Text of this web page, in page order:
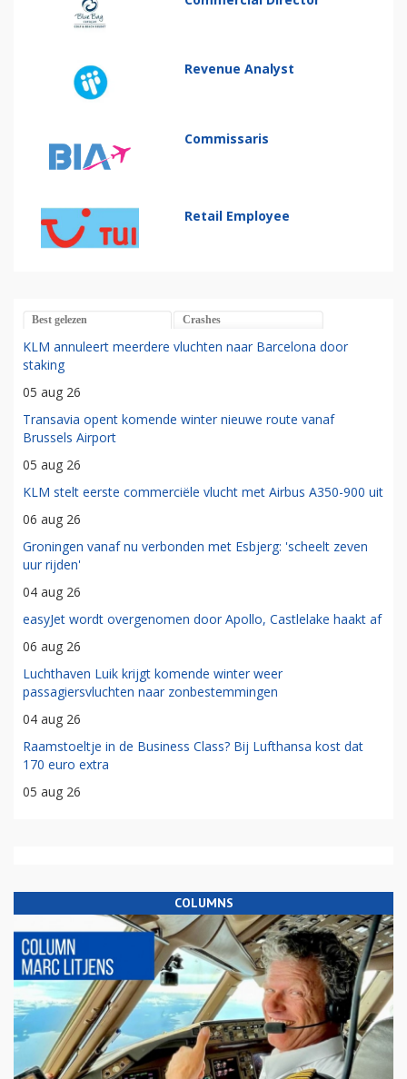
Revenue Analyst
Commissaris
Retail Employee
Best gelezen Crashes
KLM annuleert meerdere vluchten naar Barcelona door
staking
05 aug 26
Transavia opent komende winter nieuwe route vanaf
Brussels Airport
05 aug 26
KLM stelt eerste commerciële vlucht met Airbus A350-900 uit
06 aug 26
Groningen vanaf nu verbonden met Esbjerg: 'scheelt zeven
uur rijden'
04 aug 26
easyJet wordt overgenomen door Apollo, Castlelake haakt af
06 aug 26
Luchthaven Luik krijgt komende winter weer
passagiersvluchten naar zonbestemmingen
04 aug 26
Raamstoeltje in de Business Class? Bij Lufthansa kost dat
170 euro extra
05 aug 26
COLUMNS